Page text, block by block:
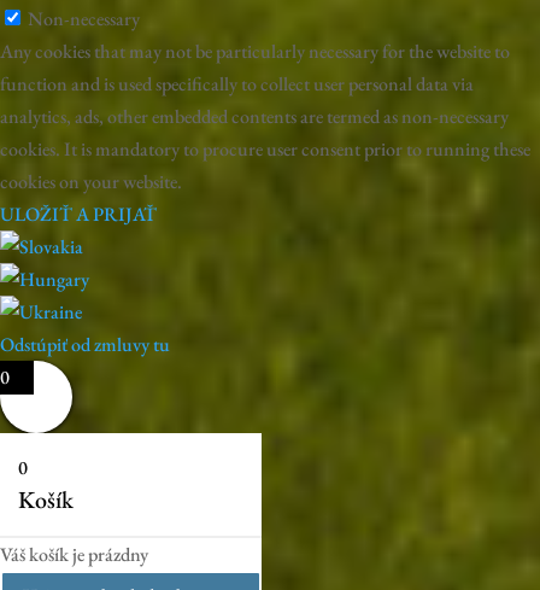
Non-necessary
Any cookies that may not be particularly necessary for the website to
function and is used specifically to collect user personal data via
analytics, ads, other embedded contents are termed as non-necessary
cookies. It is mandatory to procure user consent prior to running these
cookies on your website.
ULOŽIŤ A PRIJAŤ
Odstúpiť od zmluvy tu
0
0
Košík
Váš košík je prázdny